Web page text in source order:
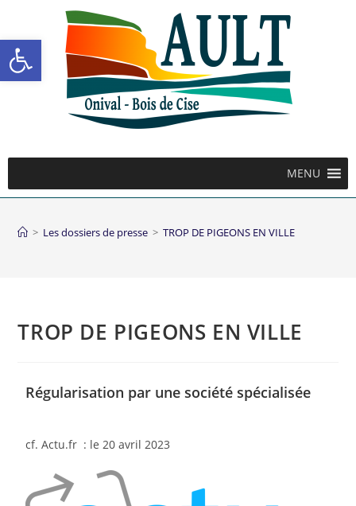
Ouvrir la barre d’outils
MENU
> Les dossiers de presse > TROP DE PIGEONS EN VILLE
TROP DE PIGEONS EN VILLE
Régularisation par une société spécialisée
cf. Actu.fr : le 20 avril 2023